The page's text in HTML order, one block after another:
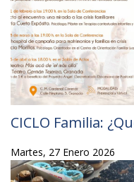
CICLO Familia:
Martes, 27 Enero 2026